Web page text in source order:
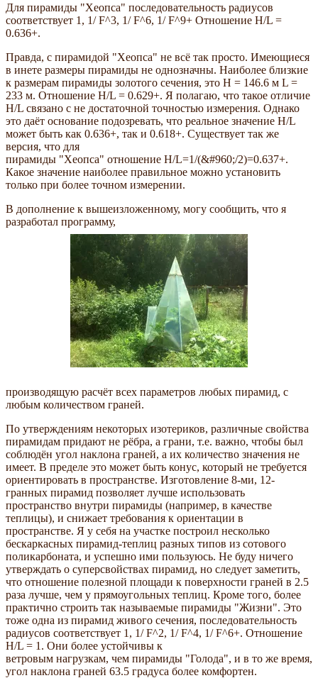
Для пирамиды "Хеопса" последовательность радиусов
соответствует 1, 1/ F^3, 1/ F^6, 1/ F^9+ Отношение Н/L =
0.636+.
Правда, с пирамидой "Хеопса" не всё так просто. Имеющиеся
в инете размеры пирамиды не однозначны. Наиболее близкие
к размерам пирамиды золотого сечения, это Н = 146.6 м L =
233 м. Отношение Н/L = 0.629+. Я полагаю, что такое отличие
Н/L связано с не достаточной точностью измерения. Однако
это даёт основание подозревать, что реальное значение Н/L
может быть как 0.636+, так и 0.618+. Существует так же
версия, что для
пирамиды "Хеопса" отношение Н/L=1/(&#960;/2)=0.637+.
Какое значение наиболее правильное можно установить
только при более точном измерении.
В дополнение к вышеизложенному, могу сообщить, что я
разработал программу,
производящую расчёт всех параметров любых пирамид, с
любым количеством граней.
По утверждениям некоторых изотериков, различные свойства
пирамидам придают не рёбра, а грани, т.е. важно, чтобы был
соблюдён угол наклона граней, а их количество значения не
имеет. В пределе это может быть конус, который не требуется
ориентировать в пространстве. Изготовление 8-ми, 12-
гранных пирамид позволяет лучше использовать
пространство внутри пирамиды (например, в качестве
теплицы), и снижает требования к ориентации в
пространстве. Я у себя на участке построил несколько
бескаркасных пирамид-теплиц разных типов из сотового
поликарбоната, и успешно ими пользуюсь. Не буду ничего
утверждать о суперсвойствах пирамид, но следует заметить,
что отношение полезной площади к поверхности граней в 2.5
раза лучше, чем у прямоугольных теплиц. Кроме того, более
практично строить так называемые пирамиды "Жизни". Это
тоже одна из пирамид живого сечения, последовательность
радиусов соответствует 1, 1/ F^2, 1/ F^4, 1/ F^6+. Отношение
Н/L = 1. Они более устойчивы к
ветровым нагрузкам, чем пирамиды "Голода", и в то же время,
угол наклона граней 63.5 градуса более комфортен.